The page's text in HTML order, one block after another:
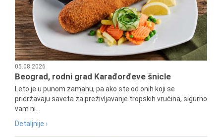
05.08.2026
Beograd, rodni grad Karađorđeve šnicle
Leto je u punom zamahu, pa ako ste od onih koji se
pridržavaju saveta za preživljavanje tropskih vrućina, sigurno
vam ni...
Detaljnije ›